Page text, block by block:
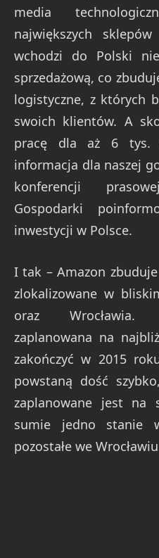
media
największych
wchodzi do Polski
sprzedażową, co
logistyczne, z których
swoich klientów. A
pracę dla aż 6 tys.
informacja dla naszej
konferencji
Gospodarki
inwestycji w Polsce.
I tak – Amazon
zlokalizowane w
oraz Wrocławia.
zaplanowana na
zakończyć w 2015
powstaną dość
zaplanowane jest na
sumie jedno stanie
pozostałe we